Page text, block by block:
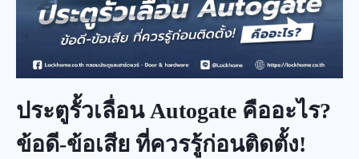
ประตูรั้วเลื่อน Autogate คืออะไร?
ข้อดี-ข้อเสีย ที่ควรรู้ก่อนติดตั้ง!